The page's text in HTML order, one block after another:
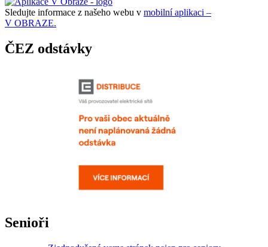
Sledujte informace z našeho webu v mobilní aplikaci –
V OBRAZE.
ČEZ odstávky
Senioři